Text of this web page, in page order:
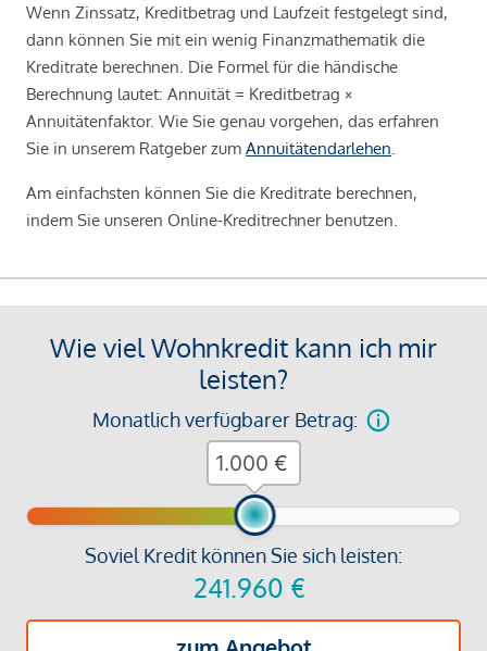
Wenn Zinssatz, Kreditbetrag und Laufzeit festgelegt sind,
dann können Sie mit ein wenig Finanzmathematik die
Kreditrate berechnen. Die Formel für die händische
Berechnung lautet: Annuität = Kreditbetrag ×
Annuitätenfaktor. Wie Sie genau vorgehen, das erfahren
Sie in unserem Ratgeber zum Annuitätendarlehen
Am einfachsten können Sie die Kreditrate berechnen,
indem Sie unseren Online-Kreditrechner benutzen.
Wie viel Wohnkredit kann ich mir
leisten?
Monatlich verfügbarer Betrag:
Soviel Kredit können Sie sich leisten:
241.960 €
€